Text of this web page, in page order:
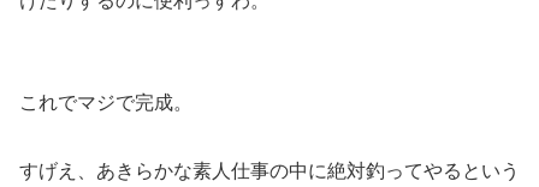
これでマジで完成。
すげえ、あきらかな素人仕事の中に絶対釣ってやるという